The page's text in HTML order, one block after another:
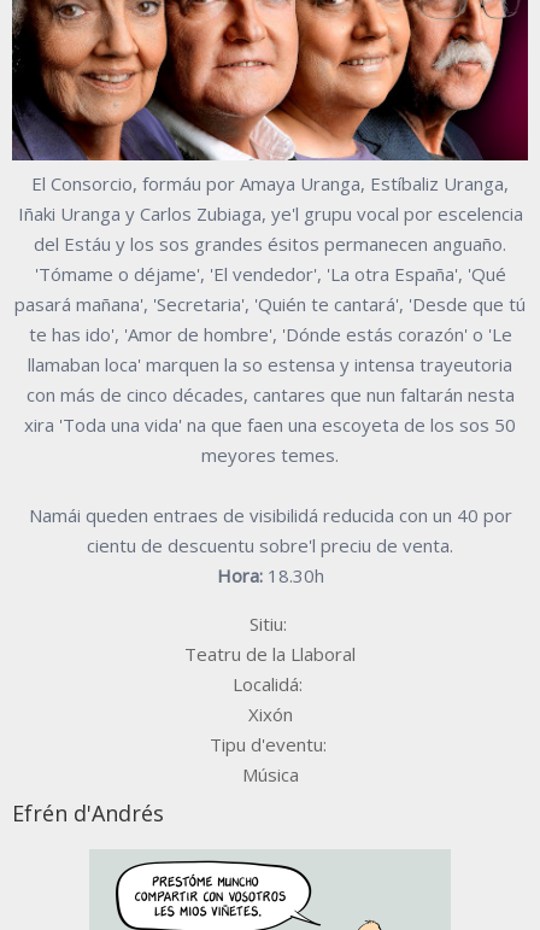
El Consorcio, formáu por Amaya Uranga, Estíbaliz Uranga,
Iñaki Uranga y Carlos Zubiaga, ye'l grupu vocal por escelencia
del Estáu y los sos grandes ésitos permanecen anguaño.
'Tómame o déjame', 'El vendedor', 'La otra España', 'Qué
pasará mañana', 'Secretaria', 'Quién te cantará', 'Desde que tú
te has ido', 'Amor de hombre', 'Dónde estás corazón' o 'Le
llamaban loca' marquen la so estensa y intensa trayeutoria
con más de cinco décades, cantares que nun faltarán nesta
xira 'Toda una vida' na que faen una escoyeta de los sos 50
meyores temes.
Namái queden entraes de visibilidá reducida con un 40 por
cientu de descuentu sobre'l preciu de venta.
Hora:18.30h
Sitiu:
Teatru de la Llaboral
Localidá:
Xixón
Tipu d'eventu:
Música
Efrén d'Andrés